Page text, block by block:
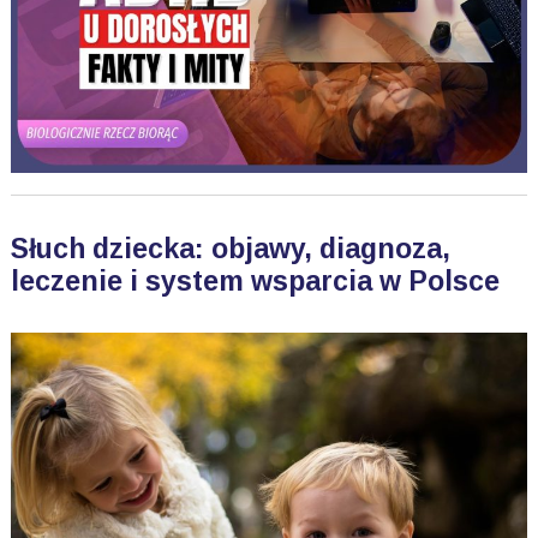
Słuch dziecka: objawy, diagnoza,
leczenie i system wsparcia w Polsce